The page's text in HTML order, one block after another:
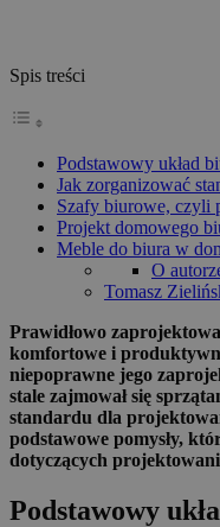
Spis treści
Podstawowy układ
Jak zorganizować
Szafy biurowe, czyli
Projekt domowego
Meble do biura w
O
Tomasz
Prawidłowo
komfortowe i
niepoprawne jego
stale zajmował się
standardu dla
podstawowe pomysły,
dotyczących
Podstawowy